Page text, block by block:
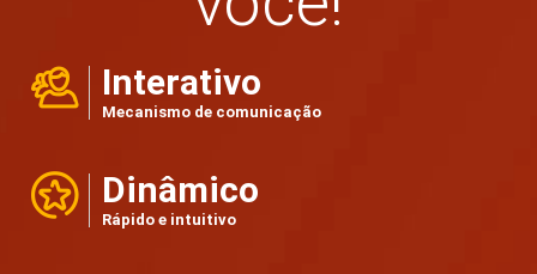
Interativo
Mecanismo de comunicação
Dinâmico
Rápido e intuitivo